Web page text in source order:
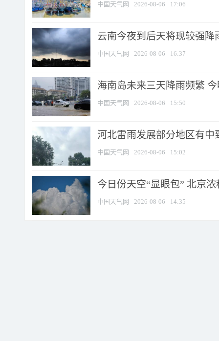
中国天气网 2026-08-06 17:06
云南今夜到后天将现较强降
中国天气网 2026-08-06 16:37
海南岛未来三天降雨频繁
中国天气网 2026-08-06 15:50
河北雷雨发展部分地区有中
中国天气网 2026-08-06 15:02
今日份天空“显眼包” 北京
中国天气网 2026-08-06 14:35